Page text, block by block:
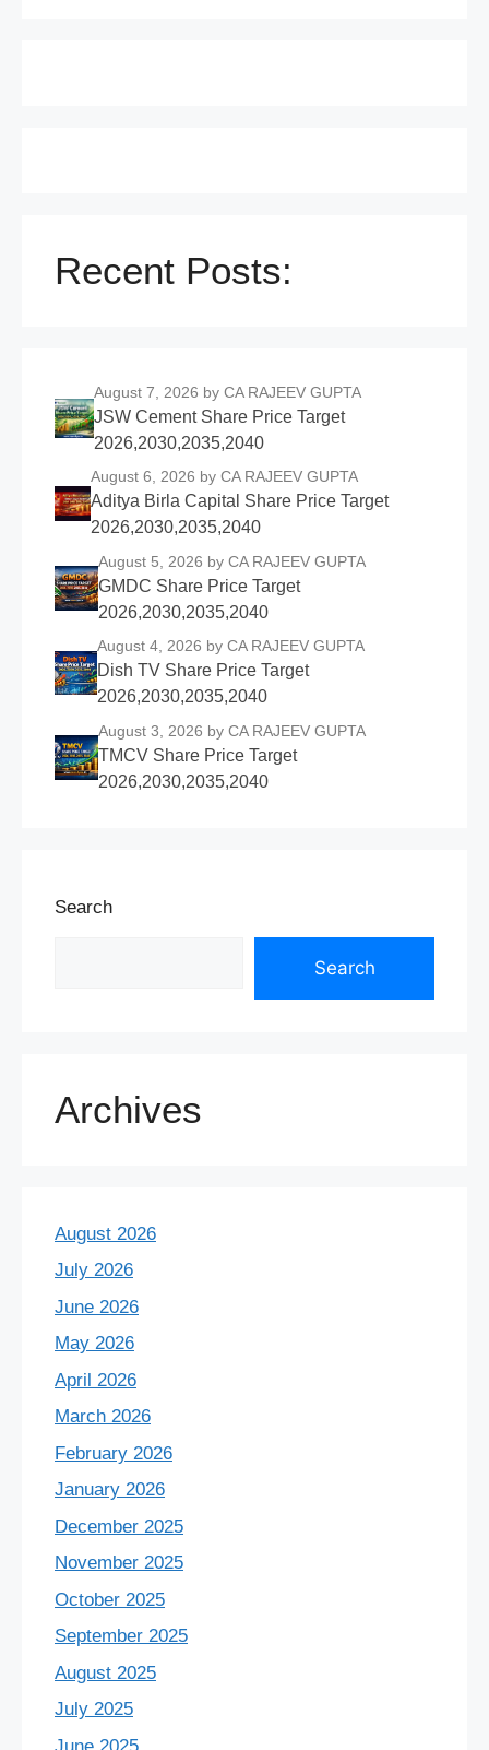
Recent Posts:
August 7, 2026 by CA RAJEEV GUPTA
JSW Cement Share Price Target
2026,2030,2035,2040
August 6, 2026 by CA RAJEEV GUPTA
Aditya Birla Capital Share Price Target
2026,2030,2035,2040
August 5, 2026 by CA RAJEEV GUPTA
GMDC Share Price Target
2026,2030,2035,2040
August 4, 2026 by CA RAJEEV GUPTA
Dish TV Share Price Target
2026,2030,2035,2040
August 3, 2026 by CA RAJEEV GUPTA
TMCV Share Price Target
2026,2030,2035,2040
Search
Search
Archives
August 2026
July 2026
June 2026
May 2026
April 2026
March 2026
February 2026
January 2026
December 2025
November 2025
October 2025
September 2025
August 2025
July 2025